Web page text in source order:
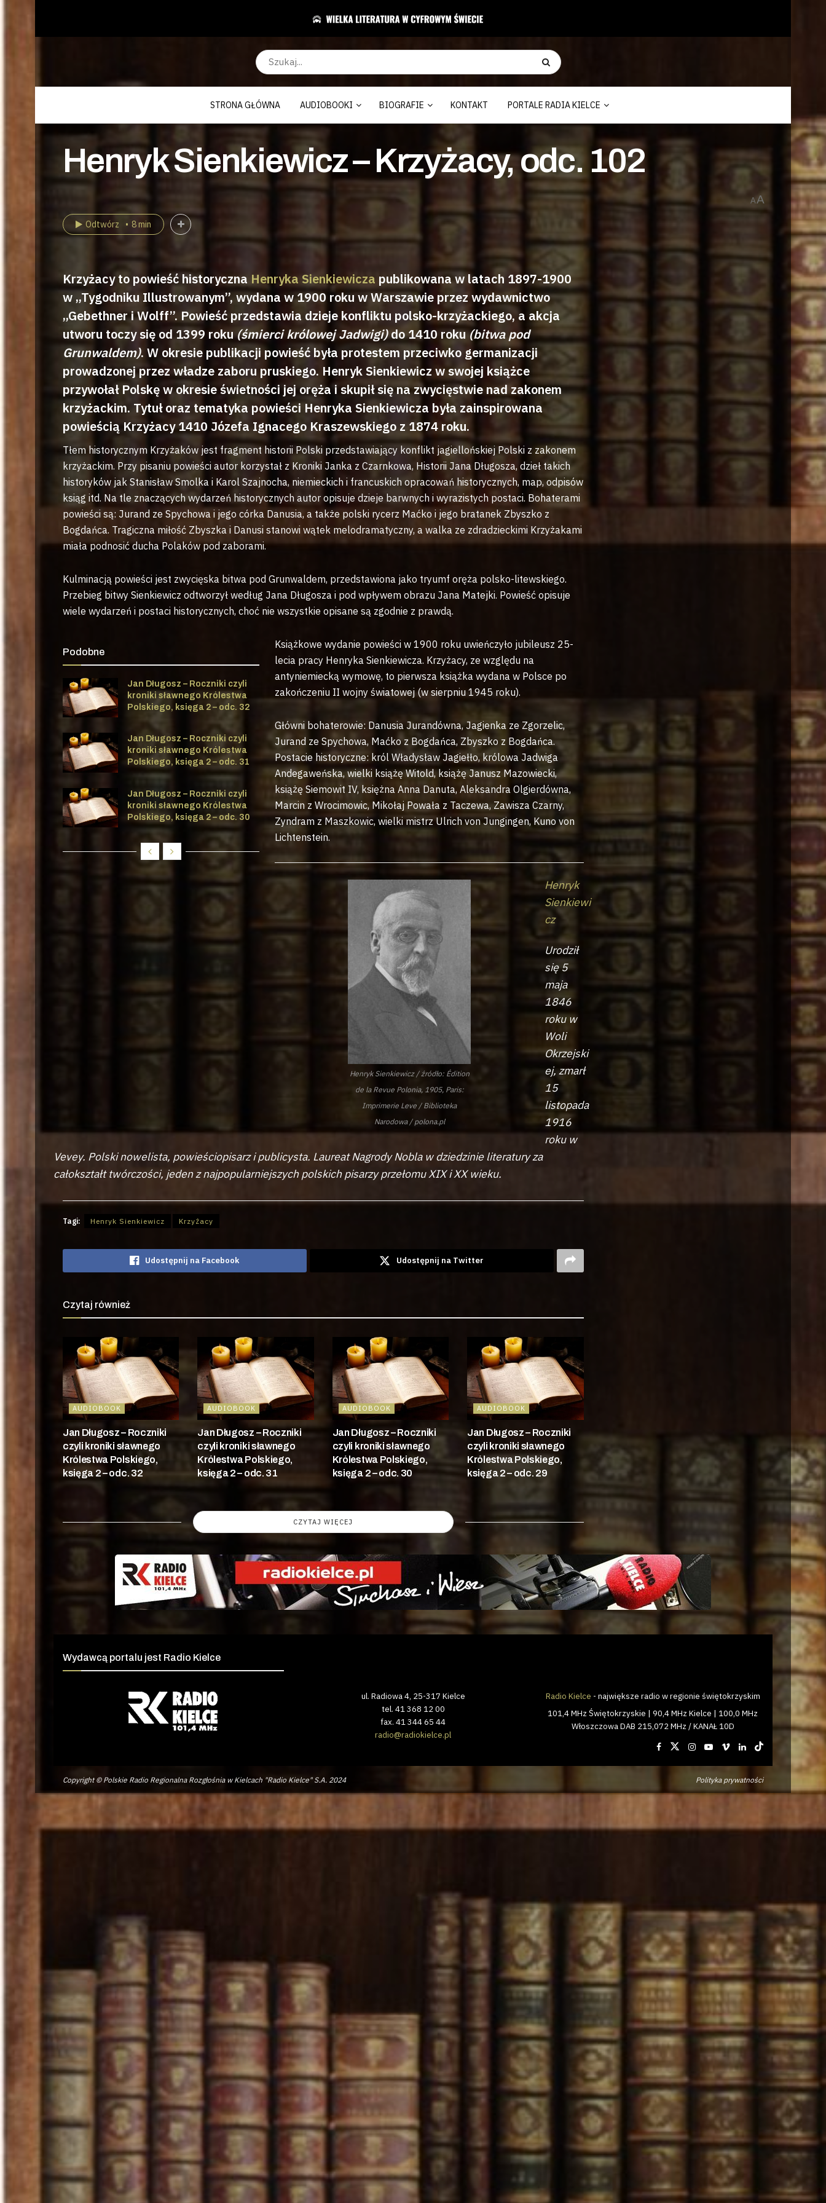
STRONA GŁÓWNA AUDIOBOOKI BIOGRAFIE KONTAKT PORTALE RADIA KIELCE
Henryk Sienkiewicz – Krzyżacy, odc. 102
AA
Odtwórz 8 min
Krzyżacy to powieść historyczna Henryka Sienkiewicza publikowana w latach 1897-1900
w „Tygodniku Illustrowanym”, wydana w 1900 roku w Warszawie przez wydawnictwo
„Gebethner i Wolff”. Powieść przedstawia dzieje konfliktu polsko-krzyżackiego, a akcja
utworu toczy się od 1399 roku(śmierci królowej Jadwigi)do 1410 roku(bitwa pod
Grunwaldem). W okresie publikacji powieść była protestem przeciwko germanizacji
prowadzonej przez władze zaboru pruskiego. Henryk Sienkiewicz w swojej książce
przywołał Polskę w okresie świetności jej oręża i skupił się na zwycięstwie nad zakonem
krzyżackim. Tytuł oraz tematyka powieści Henryka Sienkiewicza była zainspirowana
powieścią Krzyżacy 1410 Józefa Ignacego Kraszewskiego z 1874 roku.
Tłem historycznym Krzyżaków jest fragment historii Polski przedstawiający konflikt jagiellońskiej Polski z zakonem
krzyżackim. Przy pisaniu powieści autor korzystał z Kroniki Janka z Czarnkowa, Historii Jana Długosza, dzieł takich
historyków jak Stanisław Smolka i Karol Szajnocha, niemieckich i francuskich opracowań historycznych, map, odpisów
ksiąg itd. Na tle znaczących wydarzeń historycznych autor opisuje dzieje barwnych i wyrazistych postaci. Bohaterami
powieści są: Jurand ze Spychowa i jego córka Danusia, a także polski rycerz Maćko i jego bratanek Zbyszko z
Bogdańca. Tragiczna miłość Zbyszka i Danusi stanowi wątek melodramatyczny, a walka ze zdradzieckimi Krzyżakami
miała podnosić ducha Polaków pod zaborami.
Kulminacją powieści jest zwycięska bitwa pod Grunwaldem, przedstawiona jako tryumf oręża polsko-litewskiego.
Przebieg bitwy Sienkiewicz odtworzył według Jana Długosza i pod wpływem obrazu Jana Matejki. Powieść opisuje
wiele wydarzeń i postaci historycznych, choć nie wszystkie opisane są zgodnie z prawdą.
Podobne
Jan Długosz – Roczniki czyli
kroniki sławnego Królestwa
Polskiego, księga 2 – odc. 32
Jan Długosz – Roczniki czyli
kroniki sławnego Królestwa
Polskiego, księga 2 – odc. 31
Jan Długosz – Roczniki czyli
kroniki sławnego Królestwa
Polskiego, księga 2 – odc. 30
Książkowe wydanie powieści w 1900 roku uwieńczyło jubileusz 25-
lecia pracy Henryka Sienkiewicza. Krzyżacy, ze względu na
antyniemiecką wymowę, to pierwsza książka wydana w Polsce po
zakończeniu II wojny światowej (w sierpniu 1945 roku).
Główni bohaterowie: Danusia Jurandówna, Jagienka ze Zgorzelic,
Jurand ze Spychowa, Maćko z Bogdańca, Zbyszko z Bogdańca.
Postacie historyczne: król Władysław Jagiełło, królowa Jadwiga
Andegaweńska, wielki książę Witold, książę Janusz Mazowiecki,
książę Siemowit IV, księżna Anna Danuta, Aleksandra Olgierdówna,
Marcin z Wrocimowic, Mikołaj Powała z Taczewa, Zawisza Czarny,
Zyndram z Maszkowic, wielki mistrz Ulrich von Jungingen, Kuno von
Lichtenstein.
Henryk Sienkiewicz / źródło: Édition
de la Revue Polonia, 1905, Paris:
Imprimerie Leve / Biblioteka
Narodowa / polona.pl
Henryk
Sienkiewi
cz
Urodził
się 5
maja
1846
roku w
Woli
Okrzejski
ej, zmarł
15
listopada
1916
roku w
Vevey. Polski nowelista, powieściopisarz i publicysta. Laureat Nagrody Nobla w dziedzinie literatury za
całokształt twórczości, jeden z najpopularniejszych polskich pisarzy przełomu XIX i XX wieku.
Tagi: Henryk Sienkiewicz Krzyżacy
Udostępnij na Facebook Udostępnij na Twitter
Czytaj również
AUDIOBOOK
Jan Długosz – Roczniki
czyli kroniki sławnego
Królestwa Polskiego,
księga 2 – odc. 32
AUDIOBOOK
Jan Długosz – Roczniki
czyli kroniki sławnego
Królestwa Polskiego,
księga 2 – odc. 31
AUDIOBOOK
Jan Długosz – Roczniki
czyli kroniki sławnego
Królestwa Polskiego,
księga 2 – odc. 30
AUDIOBOOK
Jan Długosz – Roczniki
czyli kroniki sławnego
Królestwa Polskiego,
księga 2 – odc. 29
CZYTAJ WIĘCEJ
Wydawcą portalu jest Radio Kielce
ul. Radiowa 4, 25-317 Kielce
tel. 41 368 12 00
fax. 41 344 65 44
radio@radiokielce.pl
Radio Kielce - największe radio w regionie świętokrzyskim
101,4 MHz Świętokrzyskie | 90,4 MHz Kielce | 100,0 MHz
Włoszczowa DAB 215,072 MHz / KANAŁ 10D
Copyright © Polskie Radio Regionalna Rozgłośnia w Kielcach "Radio Kielce" S.A. 2024 Polityka prywatności